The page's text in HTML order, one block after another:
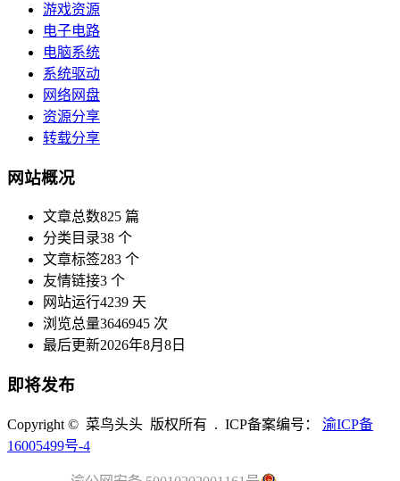
游戏资源
电子电路
电脑系统
系统驱动
网络网盘
资源分享
转载分享
网站概况
文章总数825 篇
分类目录38 个
文章标签283 个
友情链接3 个
网站运行4239 天
浏览总量3646945 次
最后更新2026年8月8日
即将发布
Copyright © 菜鸟头头 版权所有 . ICP备案编号： 渝ICP备
16005499号-4